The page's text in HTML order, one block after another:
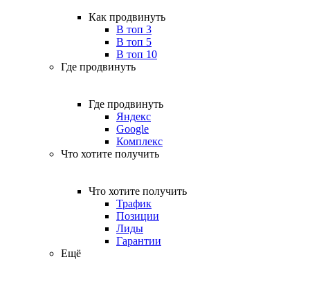
Как продвинуть
В топ 3
В топ 5
В топ 10
Где продвинуть
Где продвинуть
Яндекс
Google
Комплекс
Что хотите получить
Что хотите получить
Трафик
Позиции
Лиды
Гарантии
Ещё